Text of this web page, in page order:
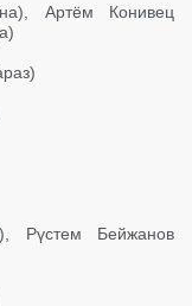
Артём Конивец
Рүстем Бейжанов